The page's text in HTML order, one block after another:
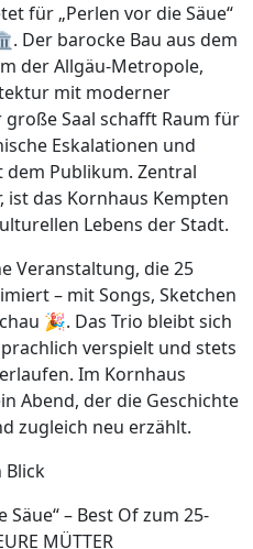
für „Perlen vor die Säue“
Der barocke Bau aus dem
der Allgäu-Metropole,
mit moderner
Saal schafft Raum für
Eskalationen und
Publikum. Zentral
das Kornhaus Kempten
Lebens der Stadt.
Veranstaltung, die 25
– mit Songs, Sketchen
🎉. Das Trio bleibt sich
verspielt und stets
Im Kornhaus
Abend, der die Geschichte
zugleich neu erzählt.
Blick
Säue“ – Best Of zum 25-
MÜTTER